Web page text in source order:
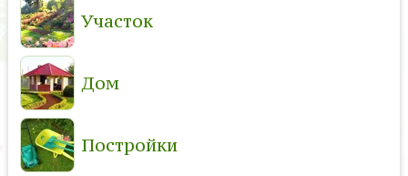
Участок
Дом
Постройки